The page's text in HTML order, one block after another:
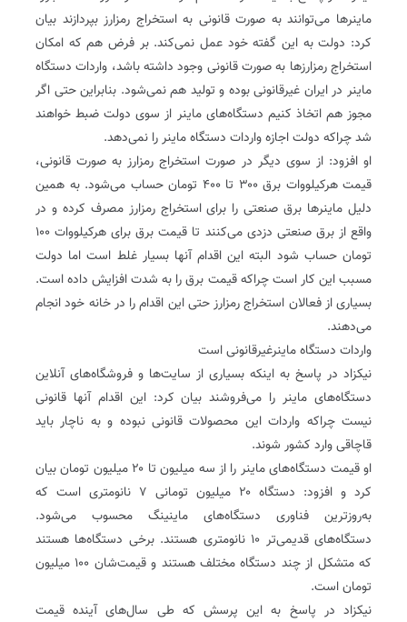
ماینرها می‌توانند به صورت قانونی به استخراج رمزارز بپردازند بیان
کرد: دولت به این گفته خود عمل نمی‌کند. بر فرض هم که امکان
استخراج رمزارزها به صورت قانونی وجود داشته باشد، واردات دستگاه
ماینر در ایران غیرقانونی بوده و تولید هم نمی‌شود. بنابراین حتی اگر
مجوز هم اتخاذ کنیم دستگاه‌های ماینر از سوی دولت ضبط خواهند
شد چراکه دولت اجازه واردات دستگاه ماینر را نمی‌دهد.
او افزود: از سوی دیگر در صورت استخراج رمزارز به صورت قانونی،
قیمت هرکیلووات برق ۳۰۰ تا ۴۰۰ تومان حساب می‌شود. به همین
دلیل ماینرها برق صنعتی را برای استخراج رمزارز مصرف کرده و در
واقع از برق صنعتی دزدی می‌کنند تا قیمت برق برای هرکیلووات ۱۰۰
تومان حساب شود البته این اقدام آنها بسیار غلط است اما دولت
مسبب این کار است چراکه قیمت برق را به شدت افزایش داده است.
بسیاری از فعالان استخراج رمزارز حتی این اقدام را در خانه خود انجام
می‌دهند.
واردات دستگاه ماینرغیرقانونی است
نیکزاد در پاسخ به اینکه بسیاری از سایت‌ها و فروشگاه‌های آنلاین
دستگاه‌های ماینر را می‌فروشند بیان کرد: این اقدام آنها قانونی
نیست چراکه واردات این محصولات قانونی نبوده و به ناچار ‌باید
قاچاقی وارد کشور شوند.
او قیمت دستگاه‌های ماینر را از سه میلیون تا ۲۰ میلیون تومان بیان
کرد و افزود: دستگاه ۲۰ میلیون تومانی ۷ نانومتری است که
به‌روزترین فناوری دستگاه‌های ماینینگ محسوب می‌شود.
دستگاه‌های قدیمی‌تر ۱۰ نانومتری هستند. برخی دستگاه‌ها هستند
که متشکل از چند دستگاه مختلف هستند و قیمت‌شان ۱۰۰ میلیون
تومان است.
نیکزاد در پاسخ به این پرسش که طی سال‌های آینده قیمت